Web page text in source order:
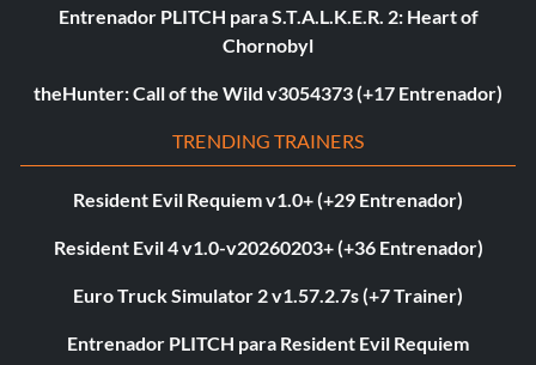
Entrenador PLITCH para S.T.A.L.K.E.R. 2: Heart of
Chornobyl
theHunter: Call of the Wild v3054373 (+17 Entrenador)
TRENDING TRAINERS
Resident Evil Requiem v1.0+ (+29 Entrenador)
Resident Evil 4 v1.0-v20260203+ (+36 Entrenador)
Euro Truck Simulator 2 v1.57.2.7s (+7 Trainer)
Entrenador PLITCH para Resident Evil Requiem